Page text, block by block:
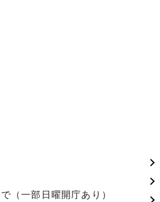
（一部日曜開庁あり）